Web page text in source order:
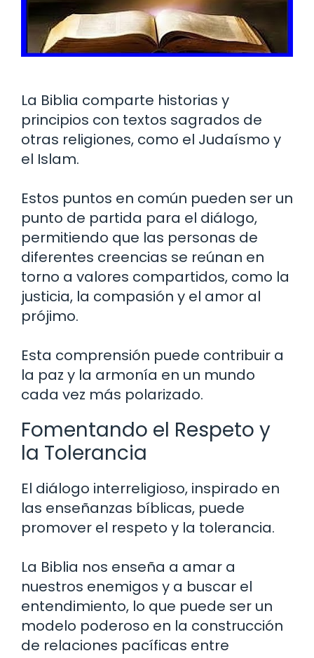
La Biblia comparte historias y
principios con textos sagrados de
otras religiones, como el Judaísmo y
el Islam.
Estos puntos en común pueden ser un
punto de partida para el diálogo,
permitiendo que las personas de
diferentes creencias se reúnan en
torno a valores compartidos, como la
justicia, la compasión y el amor al
prójimo.
Esta comprensión puede contribuir a
la paz y la armonía en un mundo
cada vez más polarizado.
Fomentando el Respeto y
la Tolerancia
El diálogo interreligioso, inspirado en
las enseñanzas bíblicas, puede
promover el respeto y la tolerancia.
La Biblia nos enseña a amar a
nuestros enemigos y a buscar el
entendimiento, lo que puede ser un
modelo poderoso en la construcción
de relaciones pacíficas entre